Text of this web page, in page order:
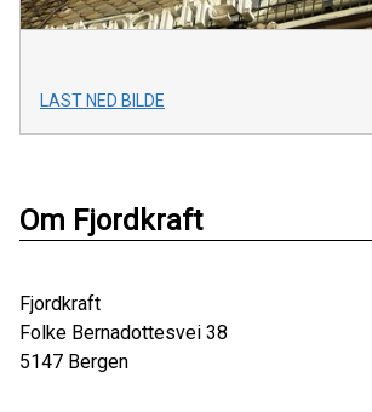
LAST NED BILDE
Om Fjordkraft
Fjordkraft
Folke Bernadottesvei 38
5147 Bergen